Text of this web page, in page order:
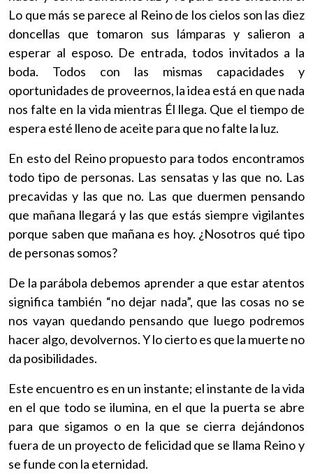
Lo que más se parece al Reino de los cielos son las diez
doncellas que tomaron sus lámparas y salieron a
esperar al esposo. De entrada, todos invitados a la
boda. Todos con las mismas capacidades y
oportunidades de proveernos, la idea está en que nada
nos falte en la vida mientras Él llega. Que el tiempo de
espera esté lleno de aceite para que no falte la luz.
En esto del Reino propuesto para todos encontramos
todo tipo de personas. Las sensatas y las que no. Las
precavidas y las que no. Las que duermen pensando
que mañana llegará y las que estás siempre vigilantes
porque saben que mañana es hoy. ¿Nosotros qué tipo
de personas somos?
De la parábola debemos aprender a que estar atentos
significa también “no dejar nada”, que las cosas no se
nos vayan quedando pensando que luego podremos
hacer algo, devolvernos. Y lo cierto es que la muerte no
da posibilidades.
Este encuentro es en un instante; el instante de la vida
en el que todo se ilumina, en el que la puerta se abre
para que sigamos o en la que se cierra dejándonos
fuera de un proyecto de felicidad que se llama Reino y
se funde con la eternidad.